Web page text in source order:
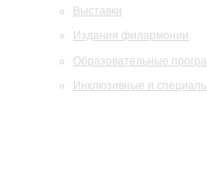
Выставки
Издания филармонии
Образовательные
Инклюзивные и